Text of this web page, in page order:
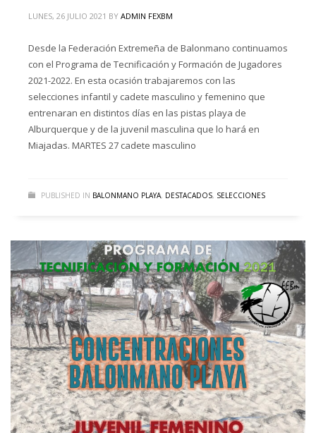
LUNES, 26 JULIO 2021 BY ADMIN FEXBM
Desde la Federación Extremeña de Balonmano continuamos
con el Programa de Tecnificación y Formación de Jugadores
2021-2022. En esta ocasión trabajaremos con las
selecciones infantil y cadete masculino y femenino que
entrenaran en distintos días en las pistas playa de
Alburquerque y de la juvenil masculina que lo hará en
Miajadas. MARTES 27 cadete masculino
PUBLISHED IN BALONMANO PLAYA, DESTACADOS, SELECCIONES